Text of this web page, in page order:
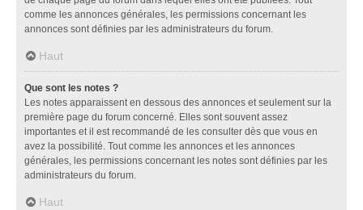
comme les annonces générales, les permissions concernant les
annonces sont définies par les administrateurs du forum.
Haut
Que sont les notes ?
Les notes apparaissent en dessous des annonces et seulement sur la
première page du forum concerné. Elles sont souvent assez
importantes et il est recommandé de les consulter dès que vous en
avez la possibilité. Tout comme les annonces et les annonces
générales, les permissions concernant les notes sont définies par les
administrateurs du forum.
Haut